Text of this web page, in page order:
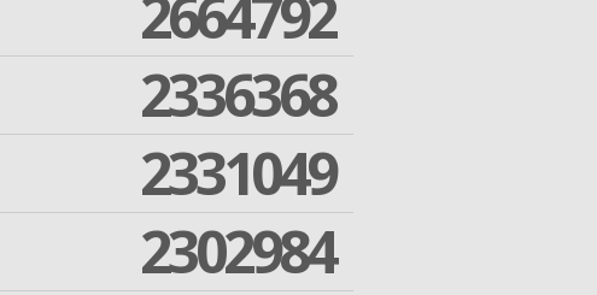
2664792
2336368
2331049
2302984